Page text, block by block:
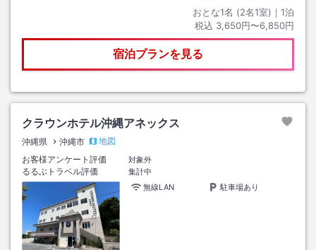
おとな1名 (2名1室)｜ 1泊
税込 3,650円〜6,850円
宿泊プランを見る
クラウンホテル沖縄アネックス
沖縄県 沖縄市
地図
お客様アンケート評価
対象外
るるぶトラベル評価
集計中
無線LAN
駐車場あり